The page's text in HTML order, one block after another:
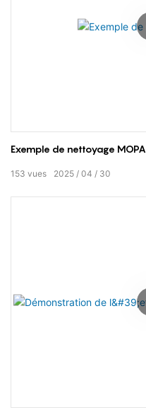
Exemple de nettoyage MOPA
2025 04 30
153 vues